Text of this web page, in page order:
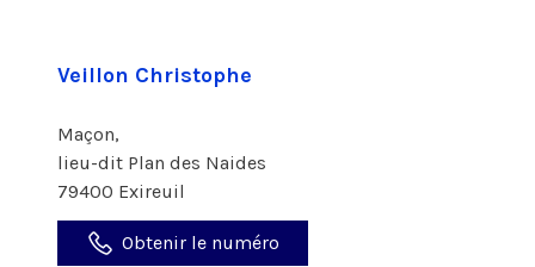
Veillon Christophe
Maçon,
lieu-dit Plan des Naides
79400 Exireuil
Obtenir le numéro